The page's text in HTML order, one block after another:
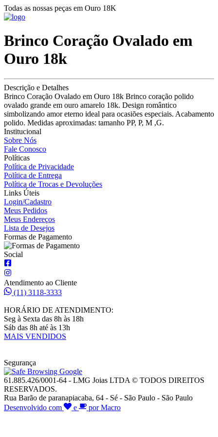
Todas as nossas peças em Ouro 18K
Brinco Coração Ovalado em
Ouro 18k
Descrição e Detalhes
Brinco Coração Ovalado em Ouro 18k Brinco coração polido
ovalado grande em ouro amarelo 18k. Design romântico
simbolizando amor eterno ideal para ocasiões especiais. Acabamento
polido. Medidas aproximadas: tamanho PP, P, M ,G.
Institucional
Sobre Nós
Fale Conosco
Políticas
Política de Privacidade
Política de Entrega
Política de Trocas e Devoluções
Links Úteis
Login/Cadastro
Meus Pedidos
Meus Endereços
Lista de Desejos
Formas de Pagamento
Social
Atendimento ao Cliente
(11) 3118-3333
HORÁRIO DE ATENDIMENTO:
Seg à Sexta das 8h às 18h
Sáb das 8h até às 13h
MAIS VENDIDOS
Segurança
61.885.426/0001-64 - LMG Joias LTDA © TODOS DIREITOS
RESERVADOS.
Rua Barão de paranapiacaba, 64 - Sé - São Paulo - São Paulo
Desenvolvido com
e por Macro